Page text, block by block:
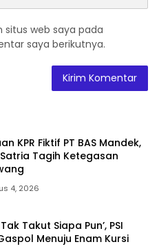
situs web saya pada
saya berikutnya.
KPR Fiktif PT BAS Mandek,
Satria Tagih Ketegasan
4, 2026
Takut Siapa Pun’, PSI
Menuju Enam Kursi